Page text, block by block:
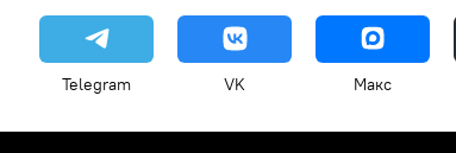
Telegram VK Макс